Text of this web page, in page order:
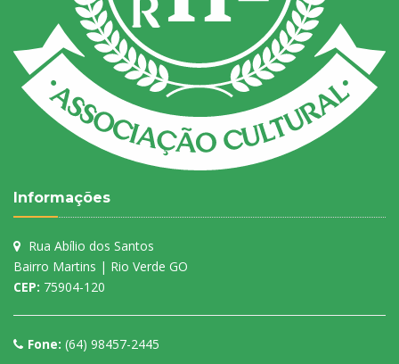
Informações
Rua Abílio dos Santos
Bairro Martins | Rio Verde GO
CEP: 75904-120
Fone: (64) 98457-2445